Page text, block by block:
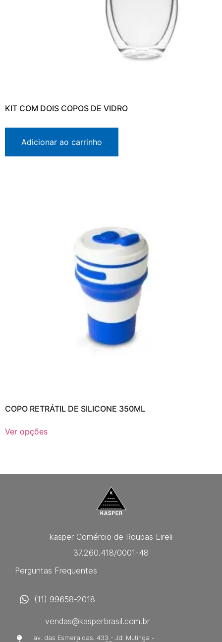
KIT COM DOIS COPOS DE VIDRO
Adicionar ao carrinho
COPO RETRÁTIL DE SILICONE 350ML
Ver opções
kasper Comércio de Roupas Eireli
37.260.418/0001-48
Perguntas Frequentes
(11) 99658-2018
vendas@kasperbrasil.com.br
av. das Esmeraldas, 433 - Jd. Mutinga -